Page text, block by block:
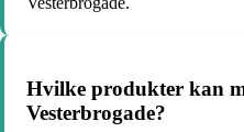
Hvilke produkter kan
Vesterbrogade?